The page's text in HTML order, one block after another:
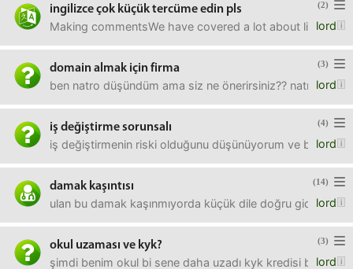
(2)
ingilizce çok küçük tercüme edin pls
lord
Making commentsWe have covered a lot about lists.
(3)
domain almak için firma
lord
ben natro düşündüm ama siz ne önerirsiniz?? natro
(4)
iş değiştirme sorunsalı
lord
iş değiştirmenin riski olduğunu düşünüyorum ve bugün
(14)
damak kaşıntısı
lord
ulan bu damak kaşınmıyorda küçük dile doğru giden
(3)
okul uzaması ve kyk?
lord
şimdi benim okul bi sene daha uzadı kyk kredisi bitmişti